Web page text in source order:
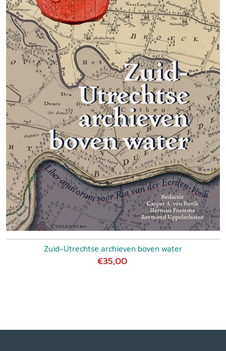
Zuid-Utrechtse archieven boven water
€35,00